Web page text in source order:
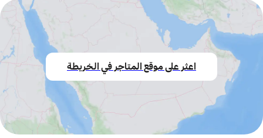
اعثر على موقع المتاجر في الخريطة